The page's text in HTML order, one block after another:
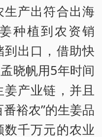
产出符合出海
种植到农资销
出口，借助快
晓帆用5年时间
产业链，并且
裕农”的生姜品
千万元的农业